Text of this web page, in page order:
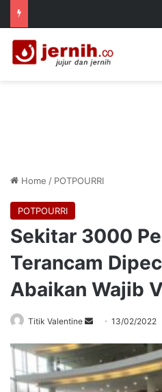
Home / POTPOURRI
POTPOURRI
Sekitar 3000
Terancam
Abaikan Wajib
Titik Valentine
Send13/02/2022